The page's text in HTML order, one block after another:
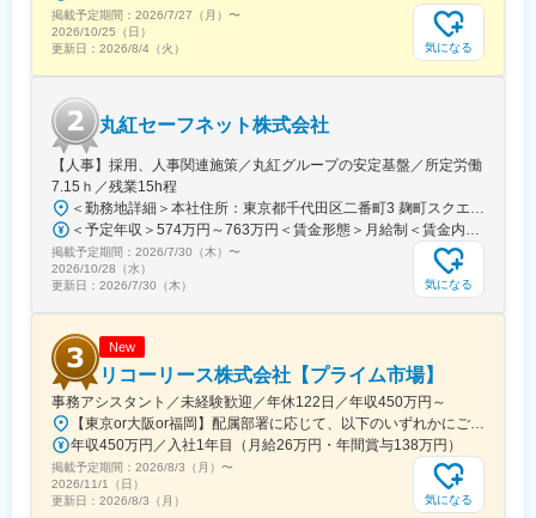
中央前橋駅、西桐生駅、宇都宮駅東口駅、函館駅前駅、仙台駅(地
下鉄)、曽根田駅、名鉄名古屋駅、新豊橋駅、豊川稲荷駅、第一通
り駅、金沢駅、新西金沢駅、西松本駅、新魚津駅、福井駅、あす
駅、神戸駅(兵庫県)、三宮駅(神戸新交通)、西宮駅、山陽姫路駅、
八木西口駅、田中口駅、電鉄出雲市駅、岡山駅前駅、高松築港
駅、祇園駅(福岡県)、五島町駅、熊本駅前駅、鹿児島駅前駅、美栄
橋駅、大通駅、栄町駅(愛知県)、日吉町駅、新宿駅、東新宿駅、立
川南駅、県庁前駅(千葉県)、市川真間駅、東宿郷駅、北１２条駅、
松風町駅、仙台駅、近鉄名古屋駅、大須観音駅、新浜松駅、七ツ
屋駅、電鉄富山駅、末広町駅(富山県)、福井駅(福井県)、大阪駅、
高速神戸駅、三宮駅(神戸市営)、阪神国道駅、畝傍駅、西川緑道公
園駅、猿猴橋町駅、南堀端駅、二本木口駅、桜島桟橋通駅
掲載予定期間： 2026/7/27（月） 〜
2026/10/25（日）
更新日： 2026/8/4（火） 気になる
丸紅セーフネット株式会社
【人事】採用、人事関連施策／丸紅グループの安定基盤／所定労働
7.15ｈ／残業15h程
掲載予定期間： 2026/7/30（木） 〜
2026/10/28（水）
更新日： 2026/7/30（木） 気になる
New
リコーリース株式会社【プライム市場】
事務アシスタント／未経験歓迎／年休122日／年収450万円～
年収450万円／入社1年目（月給26万円・年間賞与138万円）
掲載予定期間： 2026/8/3（月） 〜
2026/11/1（日）
更新日： 2026/8/3（月） 気になる